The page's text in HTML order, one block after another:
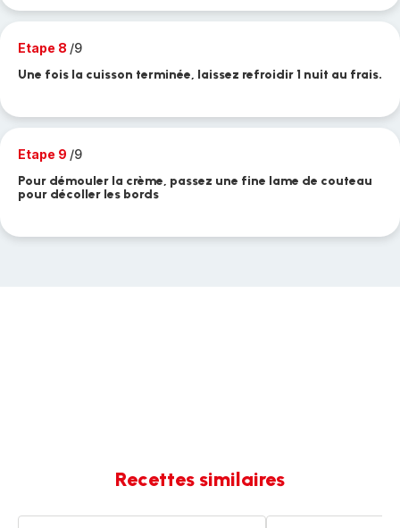
Etape 8 /9
Une fois la cuisson terminée, laissez refroidir 1 nuit au frais.
Etape 9 /9
Pour démouler la crème, passez une fine lame de couteau
pour décoller les bords
Recettes similaires